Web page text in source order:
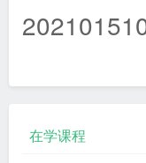
在学课程